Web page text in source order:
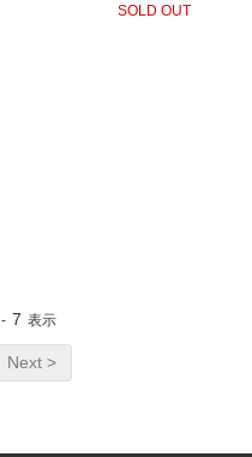
SOLD OUT
- 7 表示
Next >